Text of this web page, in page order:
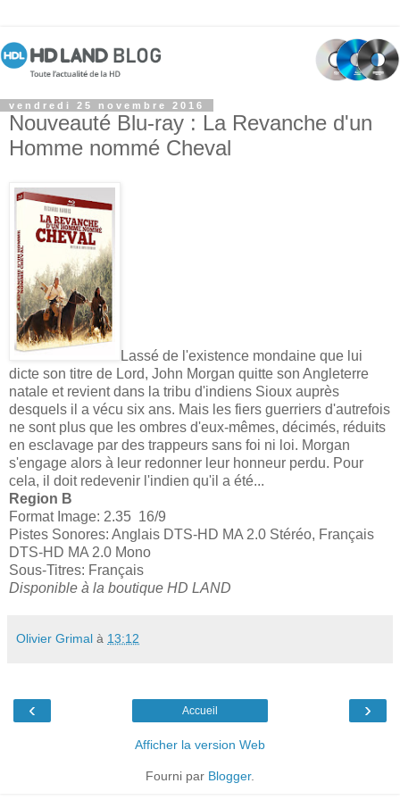
vendredi 25 novembre 2016
Nouveauté Blu-ray : La Revanche d'un
Homme nommé Cheval
Lassé de l'existence mondaine que lui
dicte son titre de Lord, John Morgan quitte son Angleterre
natale et revient dans la tribu d'indiens Sioux auprès
desquels il a vécu six ans. Mais les fiers guerriers d'autrefois
ne sont plus que les ombres d'eux-mêmes, décimés, réduits
en esclavage par des trappeurs sans foi ni loi. Morgan
s'engage alors à leur redonner leur honneur perdu. Pour
cela, il doit redevenir l'indien qu'il a été...
Region B
Format Image: 2.35 16/9
Pistes Sonores: Anglais DTS-HD MA 2.0 Stéréo, Français
DTS-HD MA 2.0 Mono
Sous-Titres: Français
Disponible à la boutique HD LAND
Olivier Grimal à 13:12
‹ ›
Accueil
Afficher la version Web
Fourni par Blogger.